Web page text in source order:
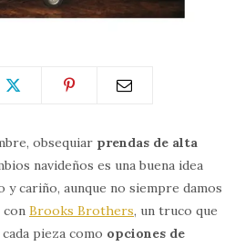
obsequiar prendas de alta
navideños es una buena idea
cariño, aunque no siempre damos
con Brooks Brothers, un truco que
pieza como opciones de